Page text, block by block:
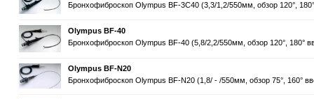
Бронхофиброскоп Olympus BF-3C40 (3,3/1,2/550мм, обзор 120°,
Olympus BF-40
Бронхофиброскоп Olympus BF-40 (5,8/2,2/550мм, обзор 120°, 180°
Olympus BF-N20
Бронхофиброскоп Olympus BF-N20 (1,8/ - /550мм, обзор 75°, 160°